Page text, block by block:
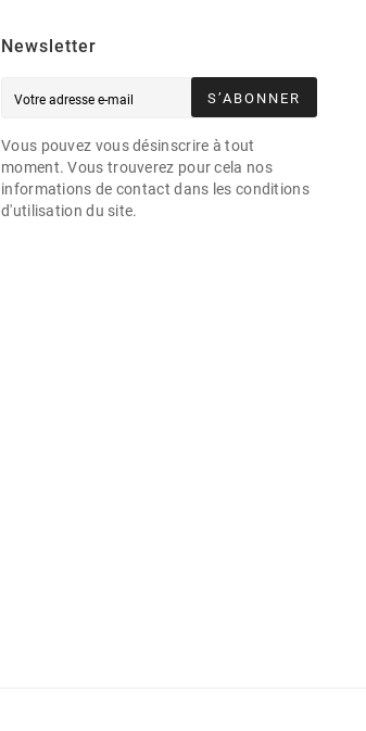
Newsletter
S’ABONNER
Vous pouvez vous désinscrire à tout
moment. Vous trouverez pour cela nos
informations de contact dans les conditions
d'utilisation du site.